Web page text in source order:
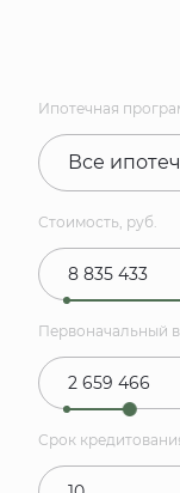
Ипотечная
Все
Стоимость, руб.
Первоначальный
Срок